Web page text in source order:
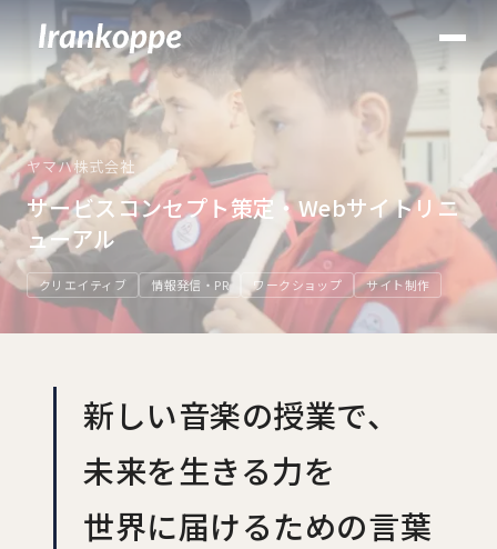
ヤマハ株式会社
サービスコンセプト策定・Webサイトリニ
ューアル
クリエイティブ 情報発信・PR ワークショップ サイト制作
新しい音楽の授業で、
未来を生きる力を
世界に届けるための言葉